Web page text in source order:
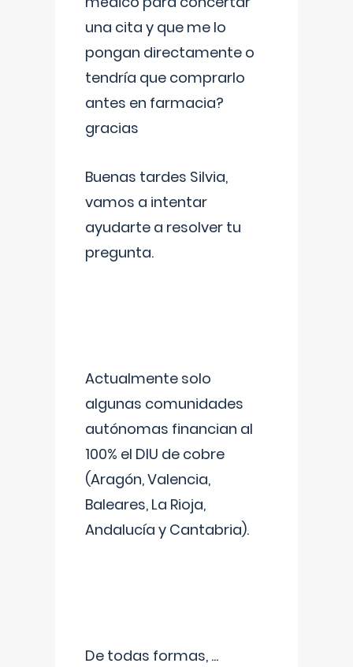
una cita y que me lo
pongan directamente o
tendría que comprarlo
antes en farmacia?
gracias
Buenas tardes Silvia,
vamos a intentar
ayudarte a resolver tu
pregunta.
Actualmente solo
algunas comunidades
autónomas financian al
100% el DIU de cobre
(Aragón, Valencia,
Baleares, La Rioja,
Andalucía y Cantabria).
De todas formas, ...